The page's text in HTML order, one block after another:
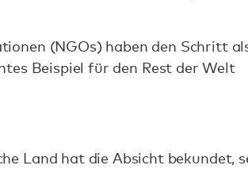
(NGOs) haben den Schritt
Beispiel für den Rest der Welt
Land hat die Absicht bekundet,